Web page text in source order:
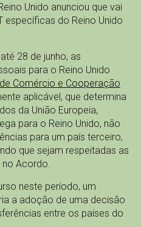
Unido anunciou que vai
específicas do Reino Unido
28 de junho, as
para o Reino Unido
Comércio e Cooperação
aplicável, que determina
da União Europeia,
para o Reino Unido, não
para um país terceiro,
que sejam respeitadas as
Acordo.
neste período, um
a adoção de uma decisão
entre os países do